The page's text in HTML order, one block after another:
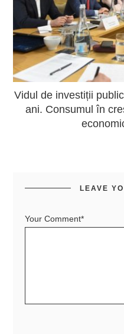
Vidul de investiții
ani. Consumul în
LEAVE
Your Comment*